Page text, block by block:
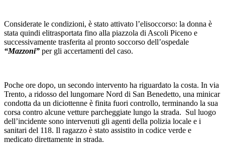
Considerate le condizioni, è stato attivato l’elisoccorso: la donna è
stata quindi elitrasportata fino alla piazzola di Ascoli Piceno e
successivamente trasferita al pronto soccorso dell’ospedale
“Mazzoni” per gli accertamenti del caso.
Poche ore dopo, un secondo intervento ha riguardato la costa. In via
Trento, a ridosso del lungomare Nord di San Benedetto, una minicar
condotta da un diciottenne è finita fuori controllo, terminando la sua
corsa contro alcune vetture parcheggiate lungo la strada. Sul luogo
dell’incidente sono intervenuti gli agenti della polizia locale e i
sanitari del 118. Il ragazzo è stato assistito in codice verde e
medicato direttamente in strada.